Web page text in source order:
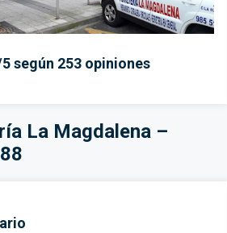
según 253 opiniones
La Magdalena –